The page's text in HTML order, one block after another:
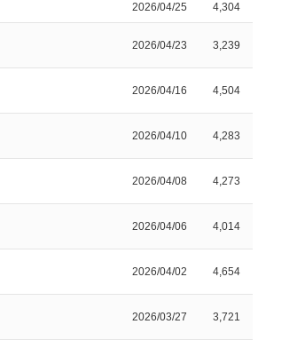
2026/04/25 4,304
2026/04/23 3,239
2026/04/16 4,504
2026/04/10 4,283
2026/04/08 4,273
2026/04/06 4,014
2026/04/02 4,654
2026/03/27 3,721